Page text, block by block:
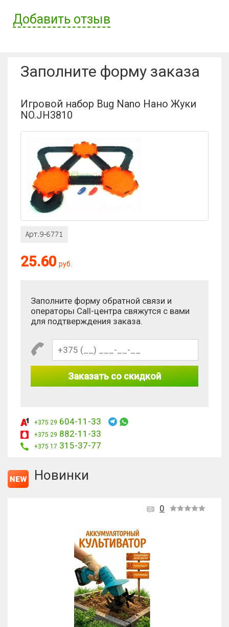
Добавить отзыв
Заполните форму заказа
Игровой набор Bug Nano Нано Жуки
NO.JH3810
25.60 руб.
Заполните форму обратной связи и
операторы Call-центра свяжутся с вами
для подтверждения заказа.
Заказать со скидкой
+375 29 604-11-33
+375 29 882-11-33
+375 17 315-37-77
Новинки
0